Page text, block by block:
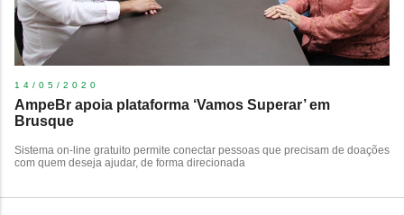
14/05/2020
AmpeBr apoia plataforma ‘Vamos Superar’ em
Brusque
Sistema on-line gratuito permite conectar pessoas que precisam de doações
com quem deseja ajudar, de forma direcionada